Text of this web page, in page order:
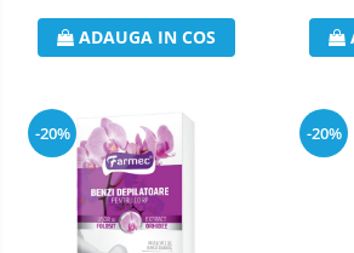
ADAUGA IN COS
-20% -20%